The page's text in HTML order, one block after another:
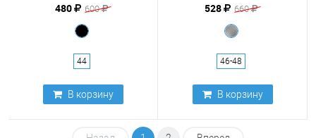
480 600
44
В корзину
528 660
46-48
В корзину